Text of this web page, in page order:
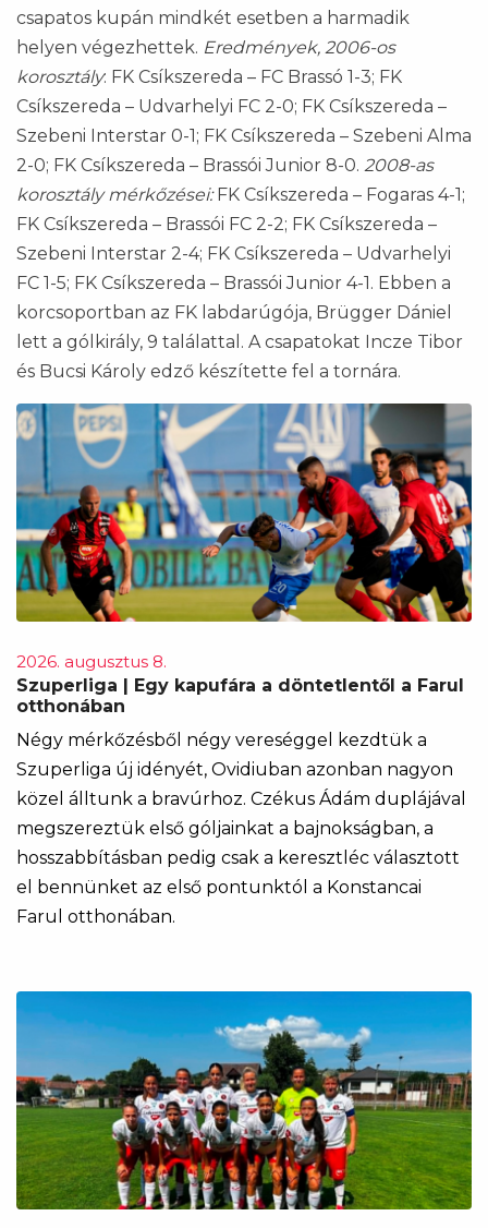
csapatos kupán mindkét esetben a harmadik
helyen végezhettek. Eredmények, 2006-os
korosztály: FK Csíkszereda – FC Brassó 1-3; FK
Csíkszereda – Udvarhelyi FC 2-0; FK Csíkszereda –
Szebeni Interstar 0-1; FK Csíkszereda – Szebeni Alma
2-0; FK Csíkszereda – Brassói Junior 8-0. 2008-as
korosztály mérkőzései:FK Csíkszereda – Fogaras 4-1;
FK Csíkszereda – Brassói FC 2-2; FK Csíkszereda –
Szebeni Interstar 2-4; FK Csíkszereda – Udvarhelyi
FC 1-5; FK Csíkszereda – Brassói Junior 4-1. Ebben a
korcsoportban az FK labdarúgója, Brügger Dániel
lett a gólkirály, 9 találattal. A csapatokat Incze Tibor
és Bucsi Károly edző készítette fel a tornára.
2026. augusztus 8.
Szuperliga | Egy kapufára a döntetlentől a Farul
otthonában
Négy mérkőzésből négy vereséggel kezdtük a
Szuperliga új idényét, Ovidiuban azonban nagyon
közel álltunk a bravúrhoz. Czékus Ádám duplájával
megszereztük első góljainkat a bajnokságban, a
hosszabbításban pedig csak a keresztléc választott
el bennünket az első pontunktól a Konstancai
Farul otthonában.